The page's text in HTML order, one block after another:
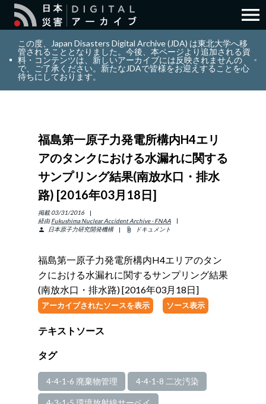
search 検索
layers コレクション
info_outline リソース
アバウト
ENGLISH 日本語
サインイン
menu
この度、Japan Disasters Digital Archive (JDA) は東北大学へ移
管されることとなりました。今後、本ページより追加される資
料・コンテンツは、新しいアーカイブには反映されませんの
で、ご了承ください。新たなJDAで皆様をお迎えすることを心
待ちにしております。
福島第一原子力発電所構内H4エリ
アのタンクにおける水漏れに関する
サンプリング結果(南放水口・排水
路) [2016年03月18日]
掲載 03/31/2016
経由 Fukushima Nuclear Accident Archive - FNAA
person
日本原子力研究開発機構 attach_file ドキュメント
福島第一原子力発電所構内H4エリアのタン
クにおける水漏れに関するサンプリング結果
(南放水口・排水路) [2016年03月18日]
アーカイブされたソースを表示 ソース表示
テキストソース
タグ
4-4-1-6 廃棄物管理 4-4-1-8 二次汚染